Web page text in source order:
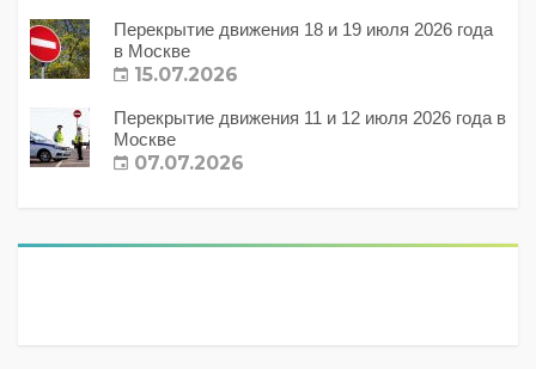
Перекрытие движения 18 и 19 июля 2026 года
в Москве
15.07.2026
Перекрытие движения 11 и 12 июля 2026 года в
Москве
07.07.2026